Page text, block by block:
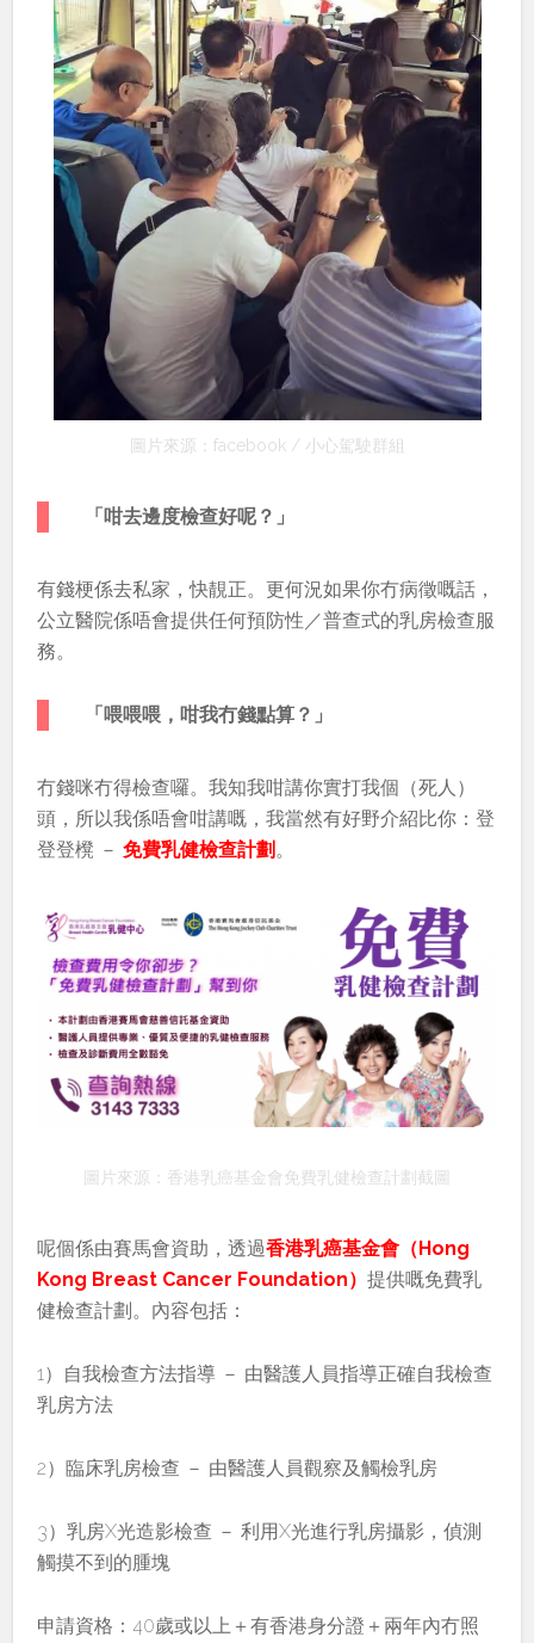
圖片來源：facebook / 小心駕駛群組
「咁去邊度檢查好呢？」
有錢梗係去私家，快靚正。更何況如果你冇病徵嘅話，
公立醫院係唔會提供任何預防性／普查式的乳房檢查服
務。
「喂喂喂，咁我冇錢點算？」
冇錢咪冇得檢查囉。我知我咁講你實打我個（死人）
頭，所以我係唔會咁講嘅，我當然有好野介紹比你：登
登登櫈 －免費乳健檢查計劃 。
圖片來源：香港乳癌基金會免費乳健檢查計劃截圖
呢個係由賽馬會資助，透過香港乳癌基金會（Hong
Kong Breast Cancer Foundation）提供嘅免費乳
健檢查計劃。內容包括：
1）自我檢查方法指導 － 由醫護人員指導正確自我檢查
乳房方法
2）臨床乳房檢查 － 由醫護人員觀察及觸檢乳房
3）乳房X光造影檢查 － 利用X光進行乳房攝影，偵測
觸摸不到的腫塊
申請資格：40歲或以上＋有香港身分證＋兩年內冇照